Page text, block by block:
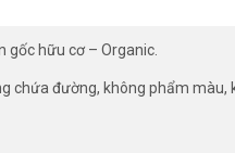
gốc hữu cơ – Organic.
chứa đường, không phẩm màu,